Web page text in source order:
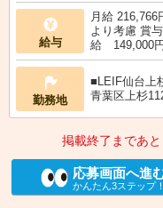
給与
月給
より考慮 賞
給 149,000
勤務地
■LEIF仙台上
青葉区上杉
掲載終了まであと
応募画面へ進
かんたん3ステップ！